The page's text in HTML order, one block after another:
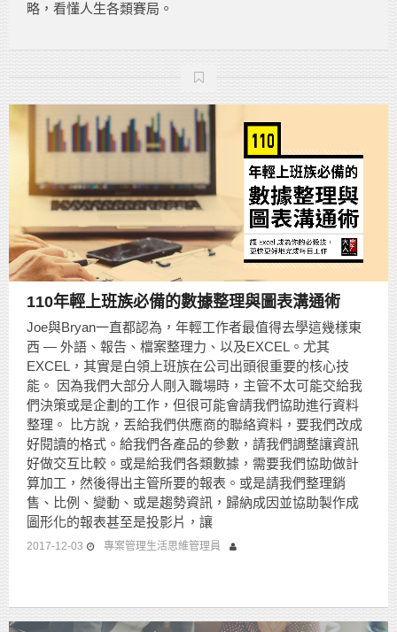
略，看懂人生各類賽局。
110年輕上班族必備的數據整理與圖表溝通術
Joe與Bryan一直都認為，年輕工作者最值得去學這幾樣東
西 — 外語、報告、檔案整理力、以及EXCEL。尤其
EXCEL，其實是白領上班族在公司出頭很重要的核心技
能。 因為我們大部分人剛入職場時，主管不太可能交給我
們決策或是企劃的工作，但很可能會請我們協助進行資料
整理。 比方說，丟給我們供應商的聯絡資料，要我們改成
好閱讀的格式。給我們各產品的參數，請我們調整讓資訊
好做交互比較。或是給我們各類數據，需要我們協助做計
算加工，然後得出主管所要的報表。或是請我們整理銷
售、比例、變動、或是趨勢資訊，歸納成因並協助製作成
圖形化的報表甚至是投影片，讓
2017-12-03 專案管理生活思維管理員